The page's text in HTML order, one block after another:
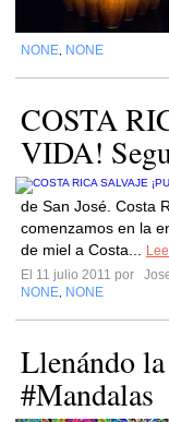
NONE NONE
COSTA
VIDA!
de San José. Costa
comenzamos en la
de miel a Costa...
El 11 julio 2011 por
NONE NONE
Llenándo
#Mandalas